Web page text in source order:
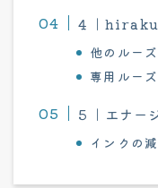
４｜
他のルー
専用ルー
５｜エナー
インクの